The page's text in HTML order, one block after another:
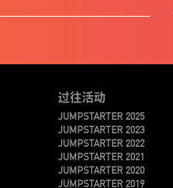
过往活动
JUMPSTARTER 2025
JUMPSTARTER 2023
JUMPSTARTER 2022
JUMPSTARTER 2021
JUMPSTARTER 2020
JUMPSTARTER 2019